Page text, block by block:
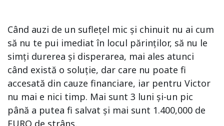
Când auzi de un suflețel mic și chinuit nu ai cum
să nu te pui imediat în locul părinților, să nu le
simți durerea și disperarea, mai ales atunci
când există o soluție, dar care nu poate fi
accesată din cauze financiare, iar pentru Victor
nu mai e nici timp. Mai sunt 3 luni și-un pic
până a putea fi salvat și mai sunt 1.400,000 de
EURO de strâns.